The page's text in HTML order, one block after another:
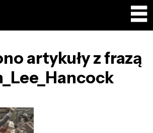
artykuły z frazą